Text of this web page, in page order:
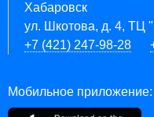
Хабаровск
ул. Шкотова, д. 4, ТЦ
+7 (421) 247-98-28
Мобильное приложение: